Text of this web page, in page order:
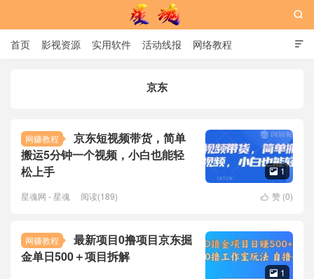

首页 影视资源 实用软件 活动线报 网络教程

京东
网赚教程
京东短视频带货，简单
搬运5分钟一个视频，小白也能轻
松上手
 1
 赞 (0)
星魂网 - 星魂 阅读(189)
网赚教程
最新项目0撸项目京东掘
金单日500＋项目拆解
 1